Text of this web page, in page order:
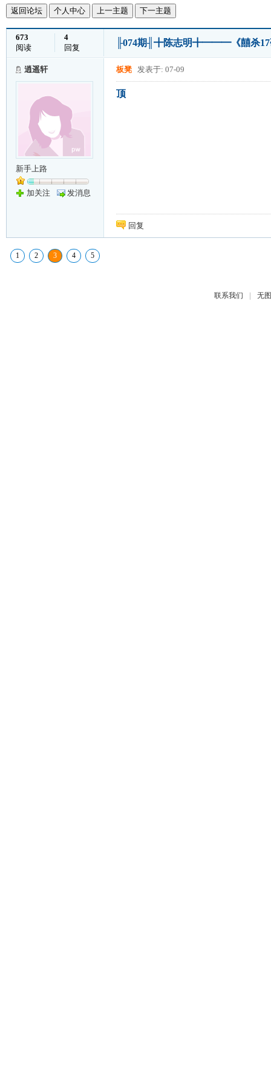
返回论坛 个人中心 上一主题 下一主题
673
阅读
4
回复
╟074期╢╋陈志明╋━━━《囍杀
逍遥轩
新手上路
加关注 发消息
板凳 发表于: 07-09
顶
回复
1 2 3 4 5
联系我们 | 无